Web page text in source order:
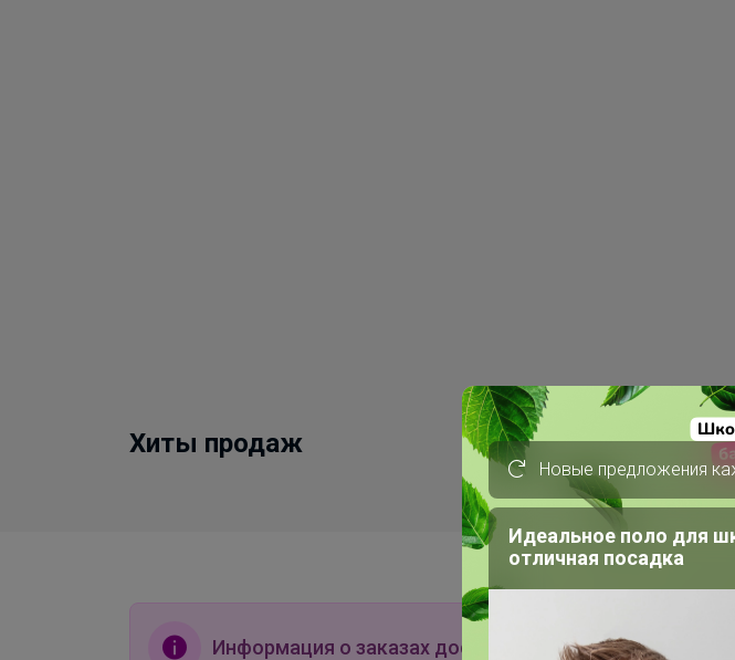
Хиты продаж
Информация о заказах доступна лишь членам клуба
Новые предложения
Идеальное поло для
отличная посадка